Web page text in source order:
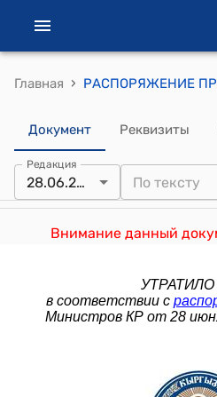
Главная ›
Документ Реквизиты
Редакция
28.06.2024
Внимание данный